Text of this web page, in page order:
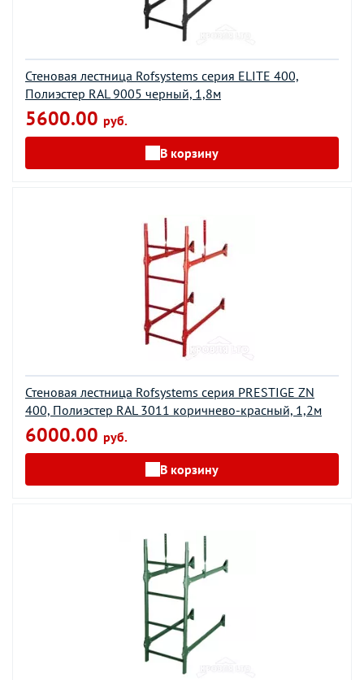
Стеновая лестница Rofsystems серия ELITE 400,
Полиэстер RAL 9005 черный, 1,8м
5600.00 руб.
В корзину
Стеновая лестница Rofsystems серия PRESTIGE ZN
400, Полиэстер RAL 3011 коричнево-красный, 1,2м
6000.00 руб.
В корзину